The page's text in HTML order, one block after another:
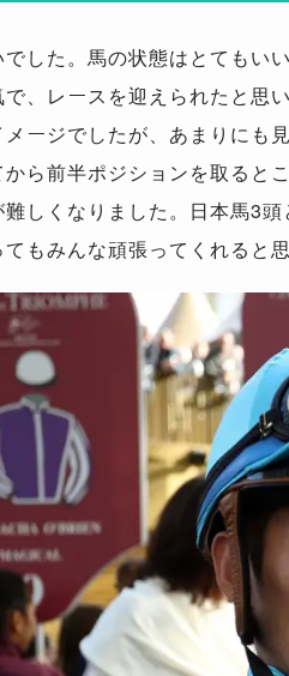
でした。馬の状態はとても
、レースを迎えられたと思
ージでしたが、あまりにも
ら前半ポジションを取ると
しくなりました。日本馬3
もみんな頑張ってくれると